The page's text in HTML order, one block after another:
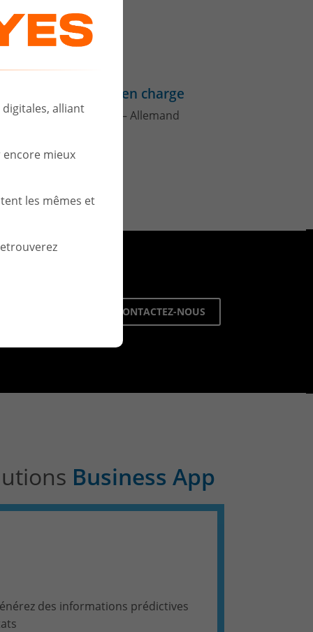
alliant
mieux
les mêmes et
Langues prises en charge
Français – Anglais – Allemand
CONTACTEZ-NOUS
Business App
des informations prédictives